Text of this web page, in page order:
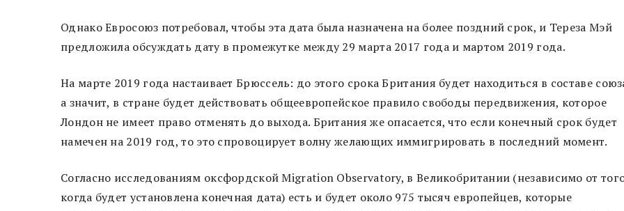
Однако Евросоюз потребовал, чтобы эта дата была назначена на более поздний срок, и Тереза Мэй
предложила обсуждать дату в промежутке между 29 марта 2017 года и мартом 2019 года.
На марте 2019 года настаивает Брюссель: до этого срока Британия будет находиться в составе
а значит, в стране будет действовать общеевропейское правило свободы передвижения, которое
Лондон не имеет право отменять до выхода. Британия же опасается, что если конечный срок будет
намечен на 2019 год, то это спровоцирует волну желающих иммигрировать в последний момент.
Согласно исследованиям оксфордской Migration Observatory, в Великобритании (независимо от
когда будет установлена конечная дата) есть и будет около 975 тысяч европейцев, которые